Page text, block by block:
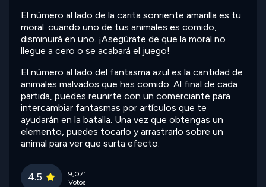
El número al lado de la carita sonriente amarilla es tu
moral: cuando uno de tus animales es comido,
disminuirá en uno. ¡Asegúrate de que la moral no
llegue a cero o se acabará el juego!
El número al lado del fantasma azul es la cantidad de
animales malvados que has comido. Al final de cada
partida, puedes reunirte con un comerciante para
intercambiar fantasmas por artículos que te
ayudarán en la batalla. Una vez que obtengas un
elemento, puedes tocarlo y arrastrarlo sobre un
animal para ver que surta efecto.
4.5
9,071
Votos